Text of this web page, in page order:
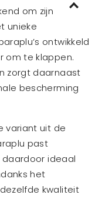
om zijn
unieke
ontwikkeld
om te klappen.
zorgt daarnaast
bescherming
variant uit de
past
daardoor ideaal
het
kwaliteit